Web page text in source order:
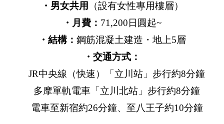
・男女共用
（設有女性專用樓層）
・月費： 71,200日圓起~
・結構： 鋼筋混凝土建造・地上5層
・交通方式：
JR中央線（快速）「立川站」步行約8分鐘
多摩單軌電車「立川北站」步行約8分鐘
電車至新宿約26分鐘、至八王子約10分鐘